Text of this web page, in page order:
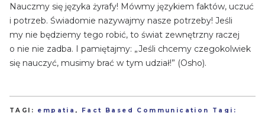
Nauczmy się języka żyrafy! Mówmy językiem faktów, uczuć
i potrzeb. Świadomie nazywajmy nasze potrzeby! Jeśli
my nie będziemy tego robić, to świat zewnętrzny raczej
o nie nie zadba. I pamiętajmy: „Jeśli chcemy czegokolwiek
się nauczyć, musimy brać w tym udział!” (Osho).
TAGI: empatia , Fact Based Communication Tagi: